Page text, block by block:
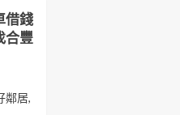
借錢
合豐
鄰居,